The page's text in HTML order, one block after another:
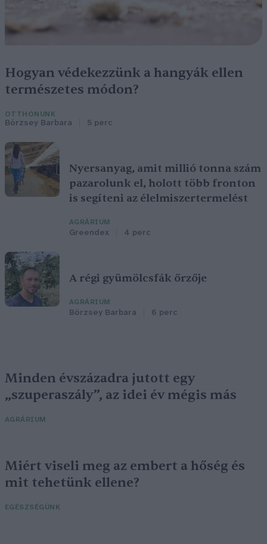
Hogyan védekezzünk a hangyák ellen
természetes módon?
OTTHONUNK
Börzsey Barbara 5 perc
Nyersanyag, amit millió tonna szám
pazarolunk el, holott több fronton
is segíteni az élelmiszertermelést
AGRÁRIUM
Greendex 4 perc
A régi gyümölcsfák őrzője
AGRÁRIUM
Börzsey Barbara 6 perc
Minden évszázadra jutott egy
„szuperaszály”, az idei év mégis más
AGRÁRIUM
Miért viseli meg az embert a hőség és
mit tehetünk ellene?
EGÉSZSÉGÜNK